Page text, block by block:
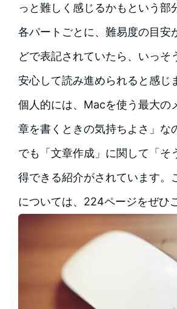
っと難しく感じるかもという部
各パートごとに、難易度の目安
どで表記されていたら、いっそ
安心して読み進められると感じ
個人的には、Macを使う最大の
章を書くときの気持ちよさ」な
でも「文章作成」に関して「そ
得できる紹介がされています。
については、224ページをぜひ